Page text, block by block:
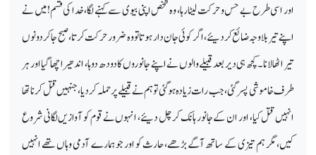
اور اسی طرح بے حس وحرکت لیٹا رہا، وہ شخص اپنی بیوی سے کہنے لگا، خدا کی قسم! میں نے
اپنے تیر بلاوجہ ضائع کردیئے، اگر کوئی جان دار ہوتا تو وہ ضرور حرکت کرتا، صبح جاکر دونوں
تیر اٹھا لانا۔کچھ ہی دیر بعد قبیلے والوں نے اپنے جانوروں کا دودھ دوہا، اندھیرا چھا گیا اور ہر
طرف خاموشی پسر گئی، جب رات زیادہ ہوگئی تو ہم نے قبیلے پر حملہ کردیا، جنہیں قتل کرنا تھا
انہیں قتل کیا، اور ان کے جانور ہانک کر چل دیئے، انہوں نے قوم کو آوازیں لگانی شروع
کیں، مگر ہم تیزی کے ساتھ آگے بڑھے، حارث کو اور جو ہمارے آدمی وہاں تھے انہیں